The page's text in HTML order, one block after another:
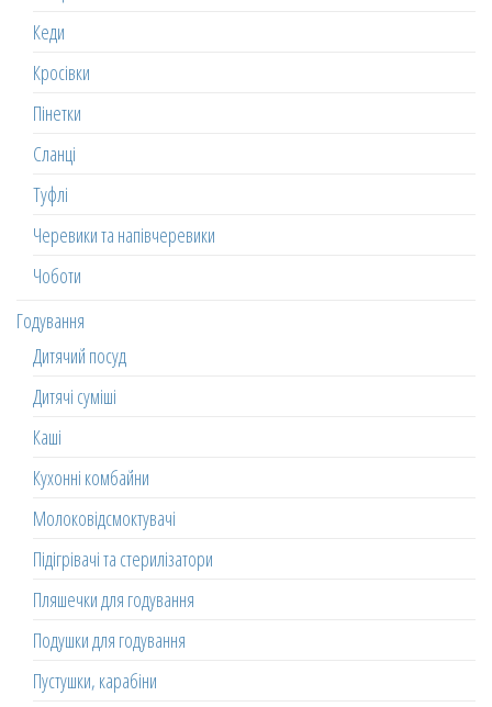
Кеди
Кросівки
Пінетки
Сланці
Туфлі
Черевики та напівчеревики
Чоботи
Годування
Дитячий посуд
Дитячі суміші
Каші
Кухонні комбайни
Молоковідсмоктувачі
Підігрівачі та стерилізатори
Пляшечки для годування
Подушки для годування
Пустушки, карабіни